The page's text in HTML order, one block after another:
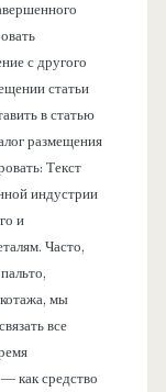
с другого
статьи
в статью
размещения
Текст
индустрии
и
Часто,
мы
все
как средство